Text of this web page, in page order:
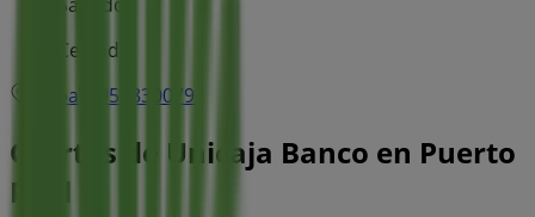
Cerrado
Mapa
956830079
Ofertas de Unicaja Banco en Puerto
Real